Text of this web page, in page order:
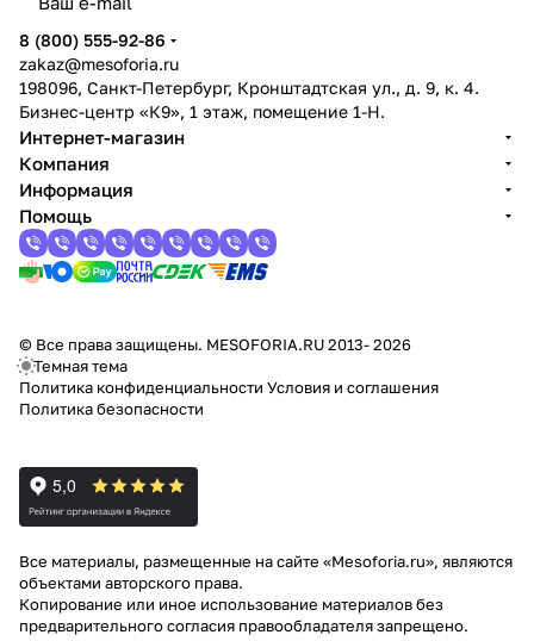
8 (800) 555-92-86
zakaz@mesoforia.ru
198096, Санкт-Петербург, Кронштадтская ул., д. 9, к. 4.
Бизнес-центр «К9», 1 этаж, помещение 1-Н.
Интернет-магазин
Компания
Информация
Помощь
© Все права защищены. MESOFORIA.RU 2013- 2026
Темная тема
Политика конфиденциальности Условия и соглашения
Политика безопасности
Все материалы, размещенные на сайте «Mesoforia.ru», являются
объектами авторского права.
Копирование или иное использование материалов без
предварительного согласия правообладателя запрещено.